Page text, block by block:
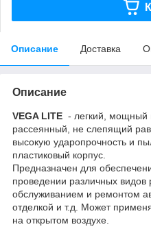
Описание Доставка
Описание
VEGA LITE - легкий, мощный
рассеянный, не слепящий
высокую ударопрочность и
пластиковый корпус.
Предназначен для
проведении различных видов
обслуживанием и ремонтом
отделкой и т.д. Может
на открытом воздухе.